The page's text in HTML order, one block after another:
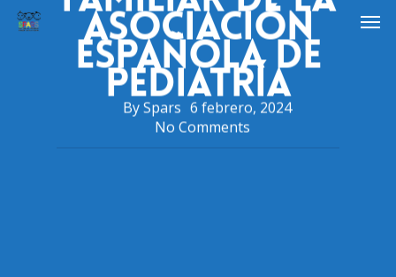
Asociación
Española de
Pediatría
BySpars 6 febrero, 2024
No Comments